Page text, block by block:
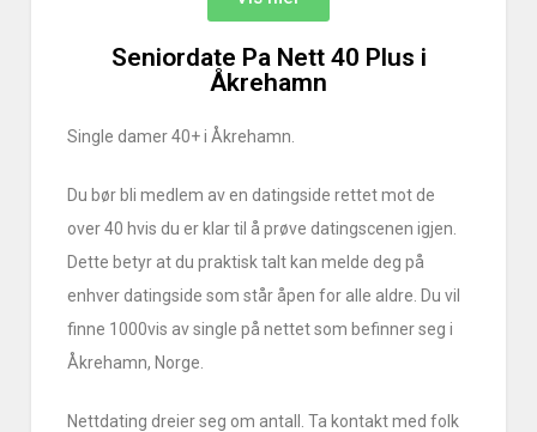
Seniordate Pa Nett 40 Plus i
Åkrehamn
Single damer 40+ i Åkrehamn.
Du bør bli medlem av en datingside rettet mot de
over 40 hvis du er klar til å prøve datingscenen igjen.
Dette betyr at du praktisk talt kan melde deg på
enhver datingside som står åpen for alle aldre. Du vil
finne 1000vis av single på nettet som befinner seg i
Åkrehamn, Norge.
Nettdating dreier seg om antall. Ta kontakt med folk